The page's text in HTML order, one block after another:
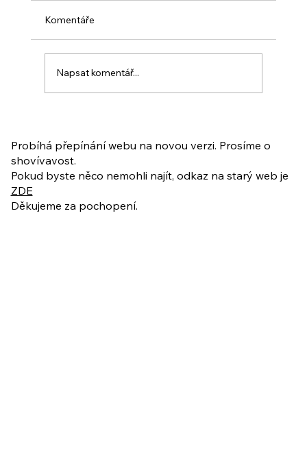
ukázkové lekce
Komentáře
Napsat komentář...
Probíhá přepínání webu na novou verzi. Prosíme o
shovívavost.
Pokud byste něco nemohli najít, odkaz na starý web je
ZDE
Děkujeme za pochopení.